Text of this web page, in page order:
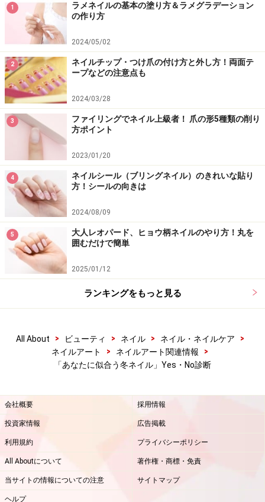
1
ラメネイルの基本の塗り方＆ラメグラデーション
の作り方
2024/05/02
2
ネイルチップ・つけ爪の付け方と外し方！両面テ
ープなどの注意点も
2024/03/28
3
ファイリングでネイル上級者！ 爪の形5種類の削り
方ポイント
2023/01/20
4
ネイルシール（ブリングネイル）のきれいな貼り
方！シールの向きは
2024/08/09
5
大人レオパード、ヒョウ柄ネイルのやり方！丸を
囲むだけで簡単
2025/01/12
ランキングをもっと見る
All About > ビューティ > ネイル > ネイル・ネイルケア
>
ネイルアート
> ネイルアート関連情報
>
「あなたに似合う冬ネイル」Yes・No診断
会社概要 採用情報
投資家情報 広告掲載
利用規約 プライバシーポリシー
All Aboutについて 著作権・商標・免責
当サイトの情報についての注意 サイトマップ
ヘルプ